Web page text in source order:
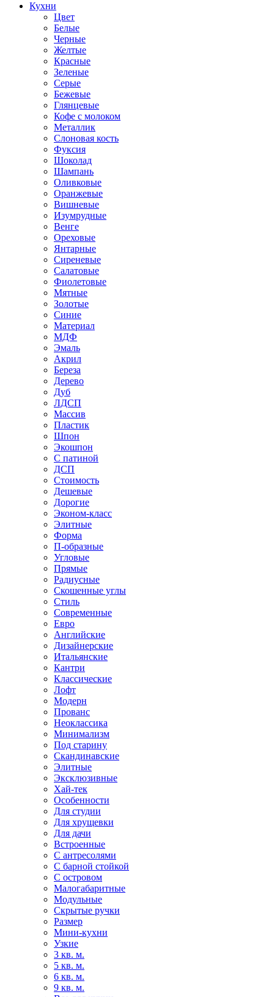
Кухни
Цвет
Белые
Черные
Желтые
Красные
Зеленые
Серые
Бежевые
Глянцевые
Кофе с молоком
Металлик
Слоновая кость
Фуксия
Шоколад
Шампань
Оливковые
Оранжевые
Вишневые
Изумрудные
Венге
Ореховые
Янтарные
Сиреневые
Салатовые
Фиолетовые
Мятные
Золотые
Синие
Материал
МДФ
Эмаль
Акрил
Береза
Дерево
Дуб
ЛДСП
Массив
Пластик
Шпон
Экошпон
С патиной
ДСП
Стоимость
Дешевые
Дорогие
Эконом-класс
Элитные
Форма
П-образные
Угловые
Прямые
Радиусные
Скошенные углы
Стиль
Современные
Евро
Английские
Дизайнерские
Итальянские
Кантри
Классические
Лофт
Модерн
Прованс
Неоклассика
Минимализм
Под старину
Скандинавские
Элитные
Эксклюзивные
Хай-тек
Особенности
Для студии
Для хрущевки
Для дачи
Встроенные
С антресолями
С барной стойкой
С островом
Малогабаритные
Модульные
Скрытые ручки
Размер
Мини-кухни
Узкие
3 кв. м.
5 кв. м.
6 кв. м.
9 кв. м.